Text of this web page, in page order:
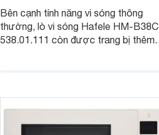
Bên cạnh tính năng vi sóng thông
thường, lò vi sóng Hafele HM-B38C
538.01.111 còn được trang bị thêm